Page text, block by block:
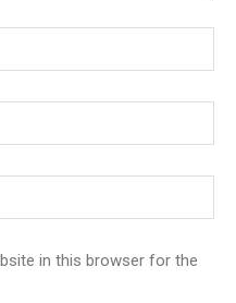
in this browser for the